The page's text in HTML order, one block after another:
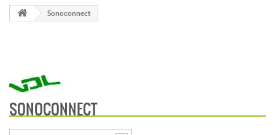
Sonoconnect
SONOCONNECT